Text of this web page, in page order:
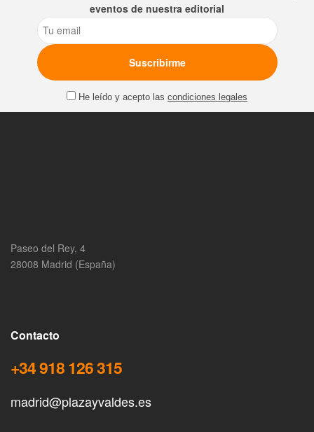
eventos de nuestra editorial
Email
He leído y acepto las condiciones legales
Paseo del Rey, 4
28008 Madrid (España)
Contacto
+34 918 126 315
madrid@plazayvaldes.es